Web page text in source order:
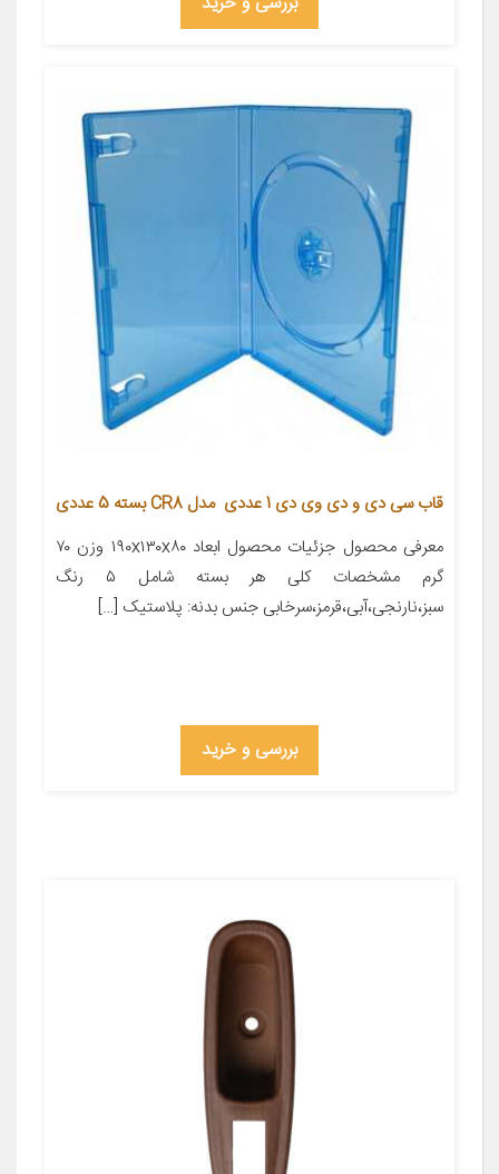
قاب سی دی و دی وی دی 1 عددی مدل CR8 بسته 5 عددی
معرفی محصول جزئیات محصول ابعاد ۱۹۰x۱۳۰x۸۰ وزن ۷۰
گرم مشخصات کلی هر بسته شامل ۵ رنگ
سبز،نارنجی،آبی،قرمز،سرخابی جنس بدنه: پلاستیک […]
بررسی و خرید